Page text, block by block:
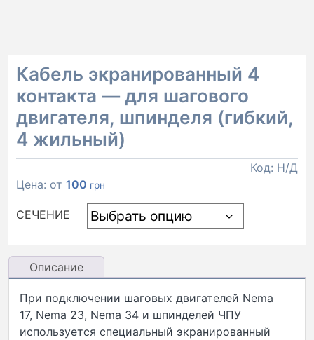
Кабель экранированный 4
контакта — для шагового
двигателя, шпинделя (гибкий,
4 жильный)
Код: Н/Д
Цена: от100 грн
СЕЧЕНИЕ
Описание
При подключении шаговых двигателей Nema
17, Nema 23, Nema 34 и шпинделей ЧПУ
используется специальный экранированный